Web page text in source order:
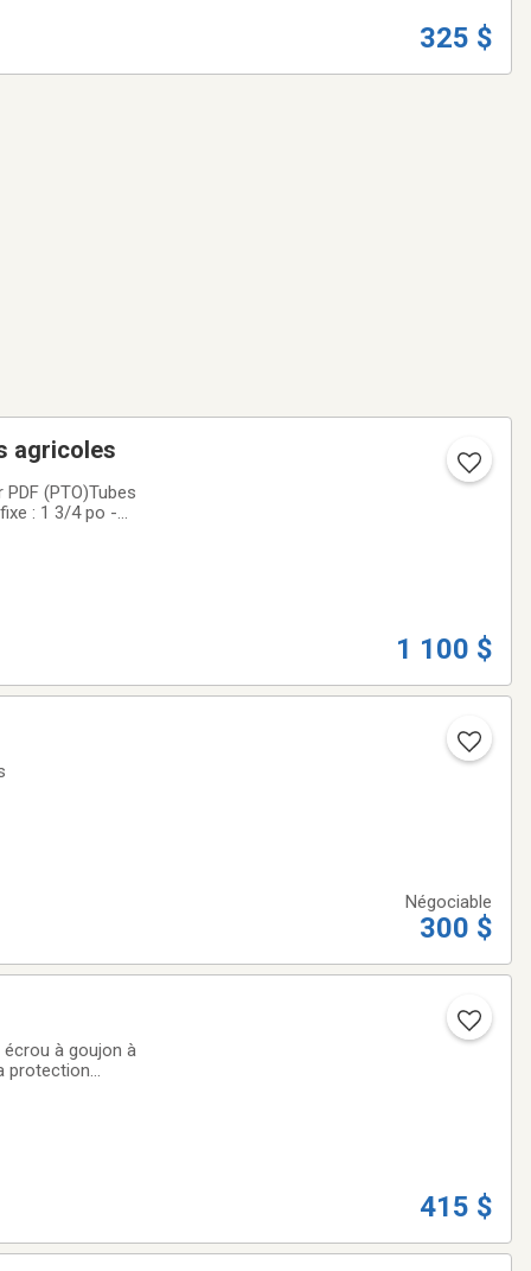
325 $
agricoles
(PTO)Tubes
: 1 3/4 po -
1 100 $
Négociable
300 $
à goujon à
protection
415 $